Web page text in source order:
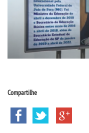
BACHARELADOS
LICENCIATURAS
VESTIBULAR
INSCREVA-SE
Compartilhe